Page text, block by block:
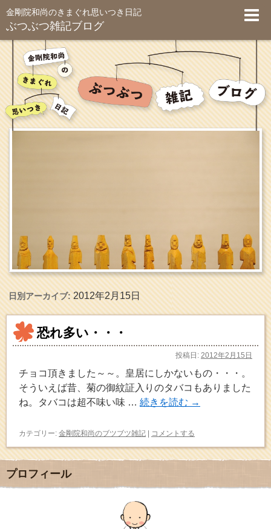
金剛院和尚のきまぐれ思いつき日記
ぶつぶつ雑記ブログ
日別アーカイブ:2012年2月15日
恐れ多い・・・
投稿日: 2012年2月15日
チョコ頂きました～～。皇居にしかないもの・・・。
そういえば昔、菊の御紋証入りのタバコもありました
ね。タバコは超不味い味 … 続きを読む →
カテゴリー: 金剛院和尚のブツブツ雑記 | コメントする
プロフィール